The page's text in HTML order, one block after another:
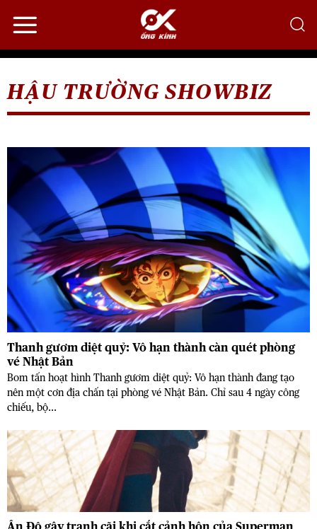
qua
dung
HẬU TRƯỜNG SHOWBIZ
Thanh gươm diệt quỷ: Vô hạn thành càn quét phòng
vé Nhật Bản
Bom tấn hoạt hình Thanh gươm diệt quỷ: Vô hạn thành đang tạo
nên một cơn địa chấn tại phòng vé Nhật Bản. Chỉ sau 4 ngày công
chiếu, bộ...